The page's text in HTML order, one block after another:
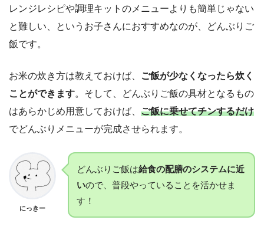
レンジレシピや調理キットのメニューよりも簡単じゃない
と難しい、というお子さんにおすすめなのが、どんぶりご
飯です。
お米の炊き方は教えておけば、
ご飯が少なくなったら炊く
ことができます。そして、どんぶりご飯の具材となるもの
はあらかじめ用意しておけば、 ご飯に乗せてチンするだけ
でどんぶりメニューが完成させられます。
にっきー
どんぶりご飯は給食の配膳のシステムに近
いので、普段やっていることを活かせま
す！